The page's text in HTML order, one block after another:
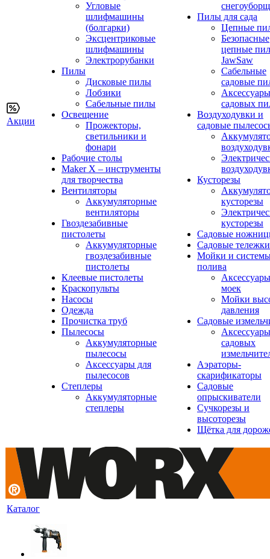
Акции
Угловые
шлифмашины
(болгарки)
Эксцентриковые
шлифмашины
Электрорубанки
Пилы
Дисковые пилы
Лобзики
Сабельные пилы
Освещение
Прожекторы,
светильники и
фонари
Рабочие столы
Maker X – инструменты
для творчества
Вентиляторы
Аккумуляторные
вентиляторы
Гвоздезабивные
пистолеты
Аккумуляторные
гвоздезабивные
пистолеты
Клеевые пистолеты
Краскопульты
Насосы
Одежда
Прочистка труб
Пылесосы
Аккумуляторные
пылесосы
Аксессуары для
пылесосов
Степлеры
Аккумуляторные
степлеры
Пилы для сада
Цепные
Безопасные
цепные
JawSaw
Сабельные
садовые
садовых
Воздуходувки и
садовые
Кусторезы
кусторезы
кусторезы
Садовые
Садовые тележки
Мойки и
полива
моек
Мойки
давления
Садовые
садовых
Аэраторы-
скарификаторы
Садовые
опрыскиватели
Сучкорезы и
высоторезы
Щётка для
Каталог